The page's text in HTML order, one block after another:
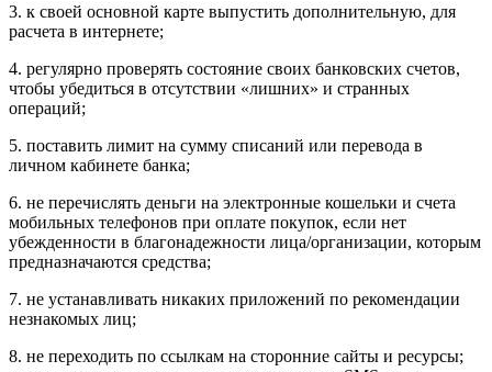
3. к своей основной карте выпустить дополнительную, для
расчета в интернете;
4. регулярно проверять состояние своих банковских счетов,
чтобы убедиться в отсутствии «лишних» и странных
операций;
5. поставить лимит на сумму списаний или перевода в
личном кабинете банка;
6. не перечислять деньги на электронные кошельки и счета
мобильных телефонов при оплате покупок, если нет
убежденности в благонадежности лица/организации, которым
предназначаются средства;
7. не устанавливать никаких приложений по рекомендации
незнакомых лиц;
8. не переходить по ссылкам на сторонние сайты и ресурсы;